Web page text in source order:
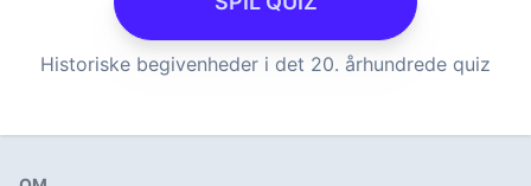
Historiske begivenheder i det 20. århundrede quiz